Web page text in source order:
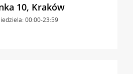
10, Kraków
00:00-23:59